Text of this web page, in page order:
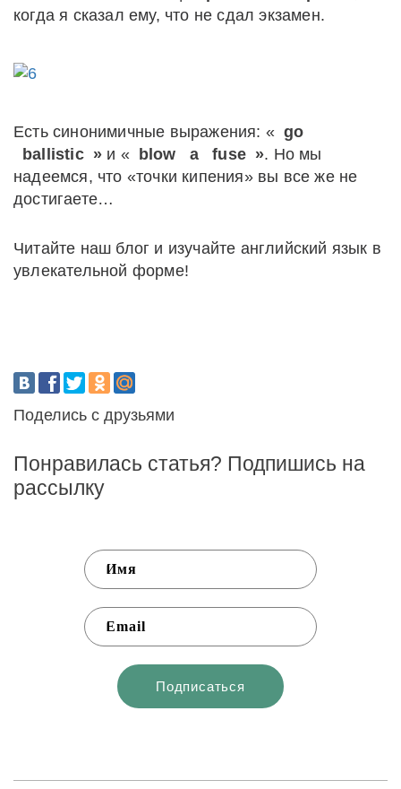
когда я сказал ему, что не сдал экзамен.
Есть синонимичные выражения: « go
ballistic » и « blow a fuse ». Но мы
надеемся, что «точки кипения» вы все же не
достигаете…
Читайте наш блог и изучайте английский язык в
увлекательной форме!
Поделись с друзьями
Понравилась статья? Подпишись на
рассылку